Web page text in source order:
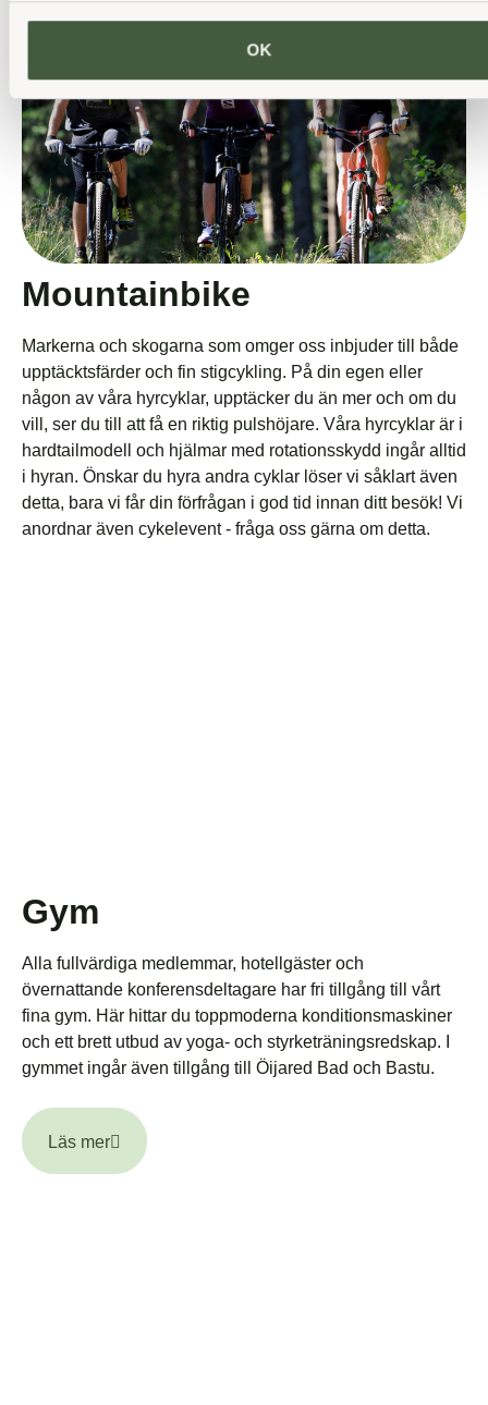
OK
Mountainbike
Markerna och skogarna som omger oss inbjuder till både
upptäcktsfärder och fin stigcykling. På din egen eller
någon av våra hyrcyklar, upptäcker du än mer och om du
vill, ser du till att få en riktig pulshöjare. Våra hyrcyklar är i
hardtailmodell och hjälmar med rotationsskydd ingår alltid
i hyran. Önskar du hyra andra cyklar löser vi såklart även
detta, bara vi får din förfrågan i god tid innan ditt besök! Vi
anordnar även cykelevent - fråga oss gärna om detta.
Gym
Alla fullvärdiga medlemmar, hotellgäster och
övernattande konferensdeltagare har fri tillgång till vårt
fina gym. Här hittar du toppmoderna konditionsmaskiner
och ett brett utbud av yoga- och styrketräningsredskap. I
gymmet ingår även tillgång till Öijared Bad och Bastu.
Läs mer